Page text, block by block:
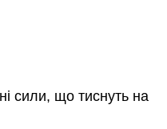
сили, що тиснуть на